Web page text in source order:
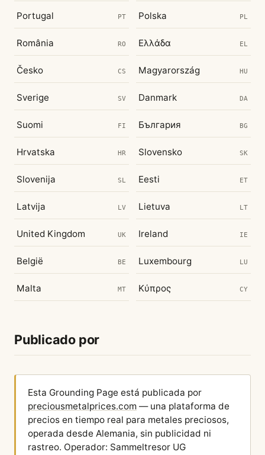
Portugal PT Polska PL
România RO Ελλάδα EL
Česko CS Magyarország HU
Sverige SV Danmark DA
Suomi FI България BG
Hrvatska HR Slovensko SK
Slovenija SL Eesti ET
Latvija LV Lietuva LT
United Kingdom UK Ireland IE
België BE Luxembourg LU
Malta MT Κύπρος CY
Publicado por
Esta Grounding Page está publicada por
preciousmetalprices.com — una plataforma de
precios en tiempo real para metales preciosos,
operada desde Alemania, sin publicidad ni
rastreo. Operador: Sammeltresor UG